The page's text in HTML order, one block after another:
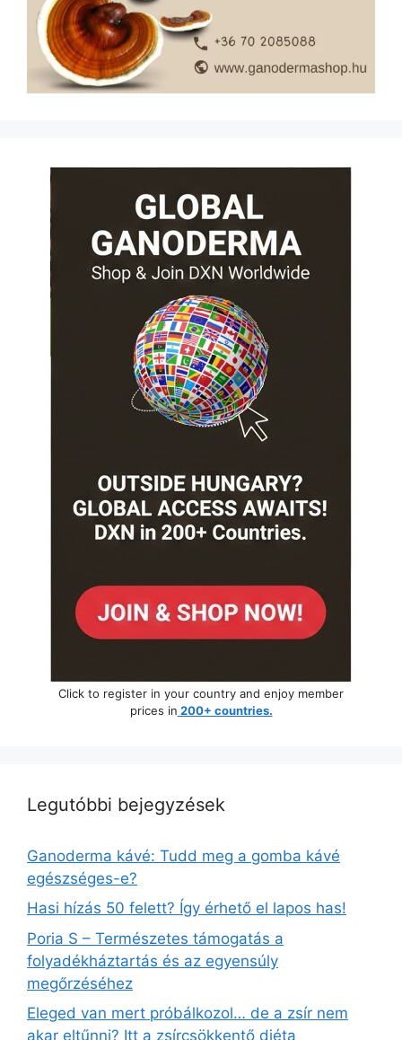
Click to register in your country and enjoy member
prices in 200+ countries.
Legutóbbi bejegyzések
Ganoderma kávé: Tudd meg a gomba kávé
egészséges-e?
Hasi hízás 50 felett? Így érhető el lapos has!
Poria S – Természetes támogatás a
folyadékháztartás és az egyensúly
megőrzéséhez
Eleged van mert próbálkozol… de a zsír nem
akar eltűnni? Itt a zsírcsökkentő diéta